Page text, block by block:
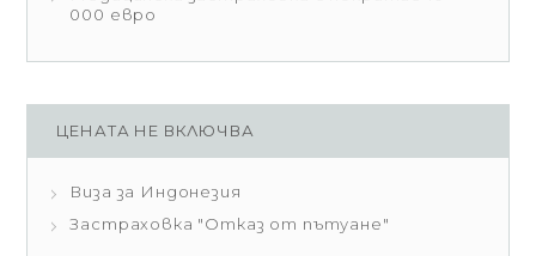
000 евро
ЦЕНАТА НЕ ВКЛЮЧВА
Виза за Индонезия
Застраховка "Отказ от пътуане"